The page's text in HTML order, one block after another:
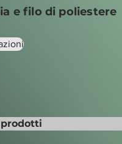
e filo di poliestere